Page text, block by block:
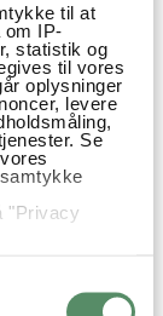
til at
om IP-
statistik og
til vores
oplysninger
levere
Se
"Privacy
placering,
en sød
herunder.
kigge på